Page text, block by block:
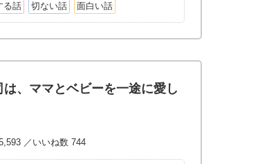
る話 切ない話 面白い話
、ママとベビーを一途に愛し
／いいね数 744